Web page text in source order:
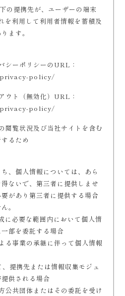
の提携先が、ユーザーの端末
利用して利用者情報を蓄積及
ます。
シーポリシーのURL：
policy/
ウト（無効化）URL：
policy/
閲覧状況及び当社サイトを含む
るため
、個人情報については、あら
ないで、第三者に提供しませ
があり第三者に提供する場合
。
に必要な範囲内において個人情
部を委託する場合
る事業の承継に伴って個人情報
提携先または情報収集モジュ
供される場合
公共団体またはその委託を受け